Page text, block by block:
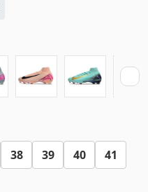
38 39 40
41